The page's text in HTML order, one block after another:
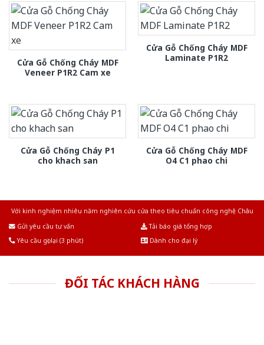
Cửa Gỗ Chống Cháy MDF
Veneer P1R2 Cam xe
Cửa Gỗ Chống Cháy MDF
Laminate P1R2
Cửa Gỗ Chống Cháy P1
cho khach san
Cửa Gỗ Chống Cháy MDF
O4 C1 phao chi
Với kinh nghiệm nhiêu năm nghiên cứu cửa theo tiêu chuẩn công nghệ Châu
Gửi yêu cầu tư vấn
Tải báo giá tổng hợp
Yêu cầu gọi lại (3 phút)
Dành cho đại lý
ĐỐI TÁC KHÁCH HÀNG